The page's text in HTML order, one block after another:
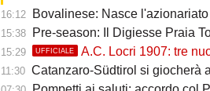
16:12 Bovalinese: Nasce l'azionariato popolare: i
15:38 Pre-season: Il Digiesse Praia
15:29 UFFICIALE A.C. Locri 1907: tre nuovi
11:30 Catanzaro-Südtirol si giocherà al Ceravolo: